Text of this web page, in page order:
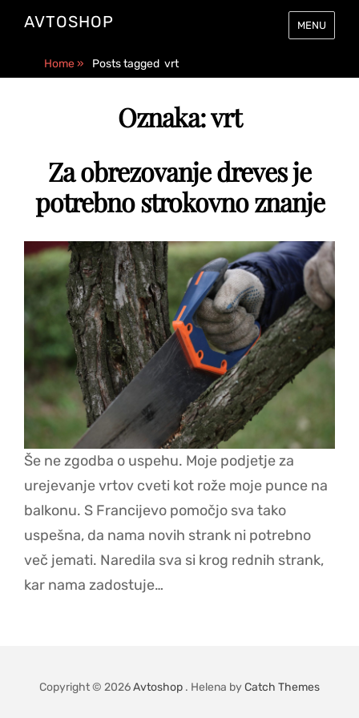
AVTOSHOP MENU
Home» Posts tagged vrt
Oznaka:vrt
Za obrezovanje dreves je
potrebno strokovno znanje
Še ne zgodba o uspehu. Moje podjetje za
urejevanje vrtov cveti kot rože moje punce na
balkonu. S Francijevo pomočjo sva tako
uspešna, da nama novih strank ni potrebno
več jemati. Naredila sva si krog rednih strank,
kar nama zadostuje…
Copyright © 2026Avtoshop . Helena byCatch Themes